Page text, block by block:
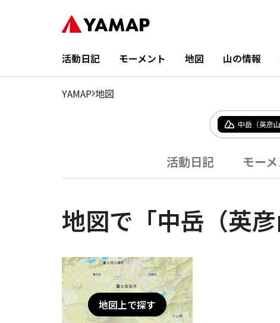
活動日記 モーメント 地図 山の情報
YAMAP 地図
中岳（英彦
活動日記 モー
地図で「中岳（英
地図上で探す